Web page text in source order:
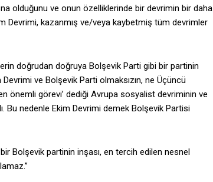
olduğunu ve onun özelliklerinde bir devrimin bir daha
Devrimi, kazanmış ve/veya kaybetmiş tüm devrimler
doğrudan doğruya Bolşevik Parti gibi bir partinin
ve Bolşevik Parti olmaksızın, ne Üçüncü
önemli görevi’ dediği Avrupa sosyalist devriminin ve
Bu nedenle Ekim Devrimi demek Bolşevik Partisi
Bolşevik partinin inşası, en tercih edilen nesnel